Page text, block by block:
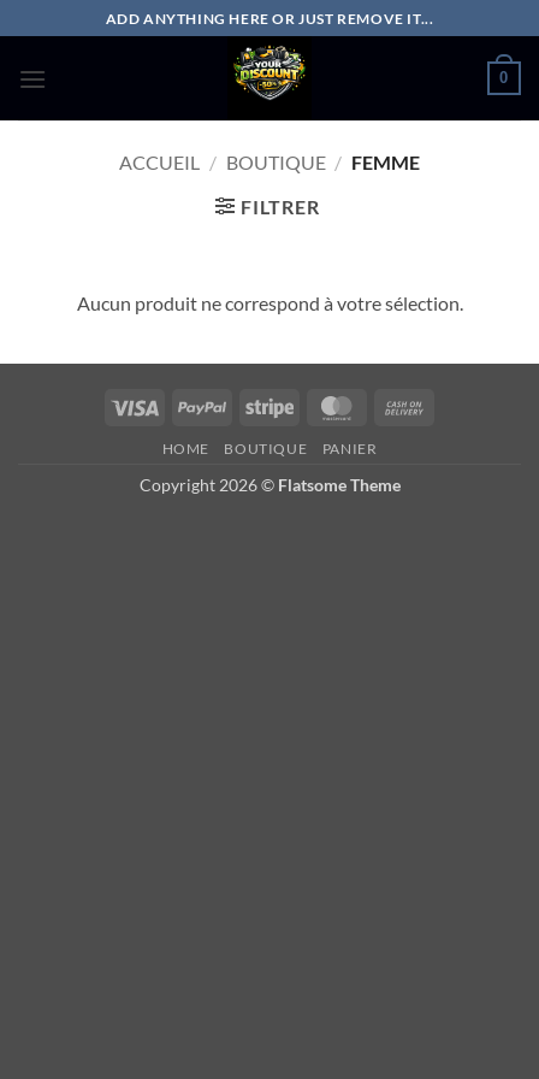
au
contenu
ADD ANYTHING HERE OR JUST REMOVE IT...
0
ACCUEIL / BOUTIQUE / FEMME
FILTRER
Aucun produit ne correspond à votre sélection.
Visa PayPal Stripe MasterCard
HOME BOUTIQUE PANIER
Copyright 2026 © Flatsome Theme